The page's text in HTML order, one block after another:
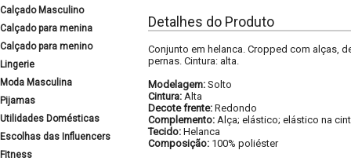
Calçado Masculino
Calçado para menina
Calçado para menino
Lingerie
Moda Masculina
Pijamas
Utilidades Domésticas
Escolhas das Influencers
Fitness
Detalhes do Produto
Conjunto em helanca. Cropped com alças,
pernas. Cintura: alta.
Modelagem: Solto
Cintura: Alta
Decote frente: Redondo
Complemento: Alça; elástico; elástico na
Tecido: Helanca
Composição: 100% poliéster